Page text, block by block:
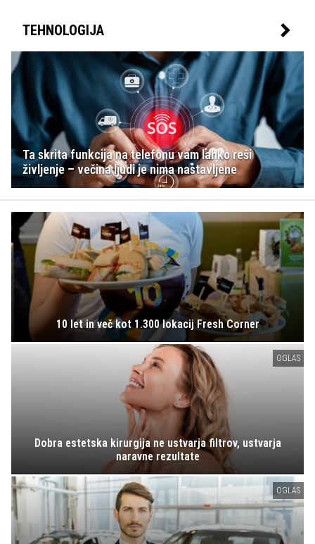
TEHNOLOGIJA
Ta skrita funkcija na telefonu vam lahko reši
življenje – večina ljudi je nima nastavljene
10 let in več kot 1.300 lokacij Fresh Corner
OGLAS
Dobra estetska kirurgija ne ustvarja filtrov, ustvarja
naravne rezultate
OGLAS